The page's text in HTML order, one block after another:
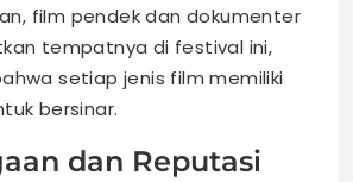
film pendek dan dokumenter
tempatnya di festival ini,
setiap jenis film memiliki
bersinar.
dan Reputasi